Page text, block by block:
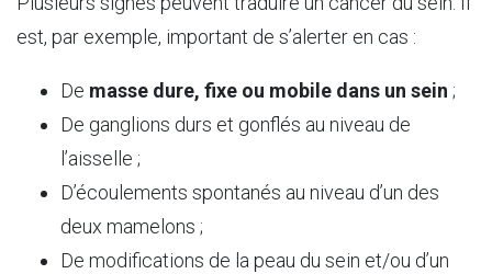
est, par exemple, important de s’alerter en cas :
De masse dure, fixe ou mobile dans un sein ;
De ganglions durs et gonflés au niveau de
l’aisselle ;
D’écoulements spontanés au niveau d’un des
deux mamelons ;
De modifications de la peau du sein et/ou d’un